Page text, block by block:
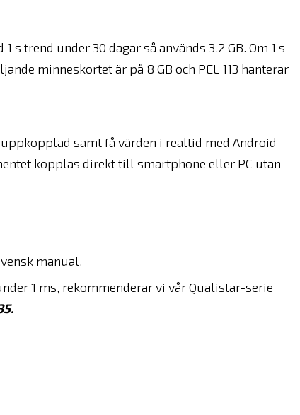
trend under 30 dagar så används 3,2 GB. Om 1 s
minneskortet är på 8 GB och PEL 113 hanterar
samt få värden i realtid med Android
kopplas direkt till smartphone eller PC utan
manual.
1 ms, rekommenderar vi vår Qualistar-serie